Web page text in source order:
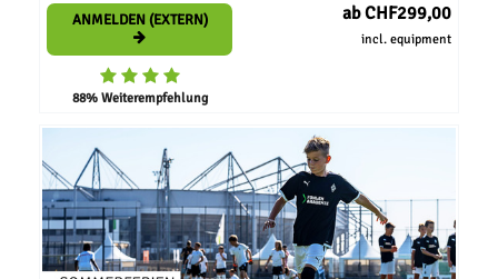
ANMELDEN (EXTERN)
88% Weiterempfehlung
ab CHF299,00
incl. equipment